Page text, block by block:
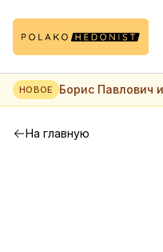
НОВОЕ
Борис Павлович
саде
На главную